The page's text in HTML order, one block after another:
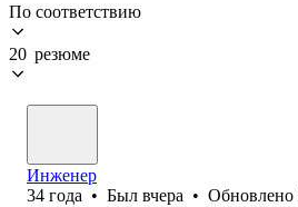
По соответствию
20 резюме
Инженер
34 года • Был вчера • Обновлено